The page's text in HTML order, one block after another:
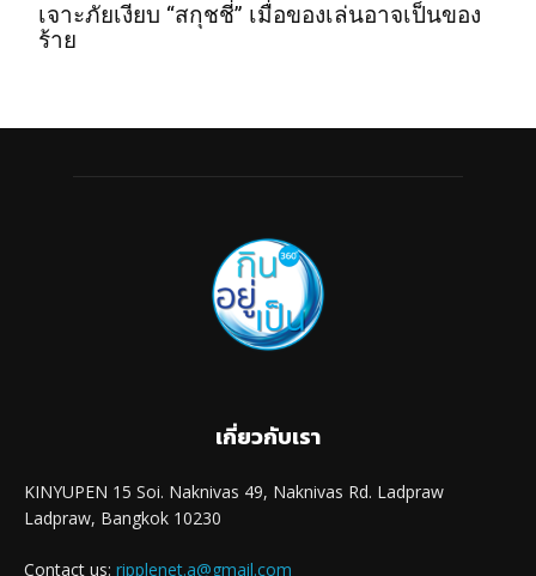
เจาะภัยเงียบ “สกุชชี่” เมื่อของเล่นอาจเป็นของ
ร้าย
เกี่ยวกับเรา
KINYUPEN 15 Soi. Naknivas 49, Naknivas Rd. Ladpraw
Ladpraw, Bangkok 10230
Contact us: ripplenet.a@gmail.com